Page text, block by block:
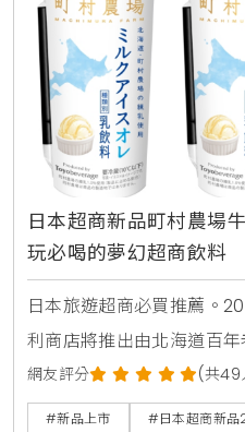
日本超商新品町村農場
玩必喝的夢幻超商飲料
日本旅遊超商必買推薦。
利商店將推出由北海道百
場牛奶冰淇淋歐蕾」。這款
煉乳，完美呈現如同品嚐融
網友評分 (共49
#新品上市
#日本超商新